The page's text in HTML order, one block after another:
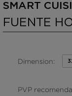
SMART
FUENTE
Dimension:
PVP